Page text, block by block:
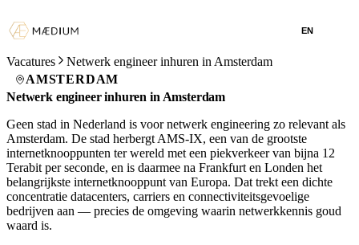
EN
Vacatures
Netwerk engineer inhuren in Amsterdam
AMSTERDAM
Netwerk engineer inhuren in Amsterdam
Geen stad in Nederland is voor netwerk engineering zo relevant als
Amsterdam. De stad herbergt AMS-IX, een van de grootste
internetknooppunten ter wereld met een piekverkeer van bijna 12
Terabit per seconde, en is daarmee na Frankfurt en Londen het
belangrijkste internetknooppunt van Europa. Dat trekt een dichte
concentratie datacenters, carriers en connectiviteitsgevoelige
bedrijven aan — precies de omgeving waarin netwerkkennis goud
waard is.